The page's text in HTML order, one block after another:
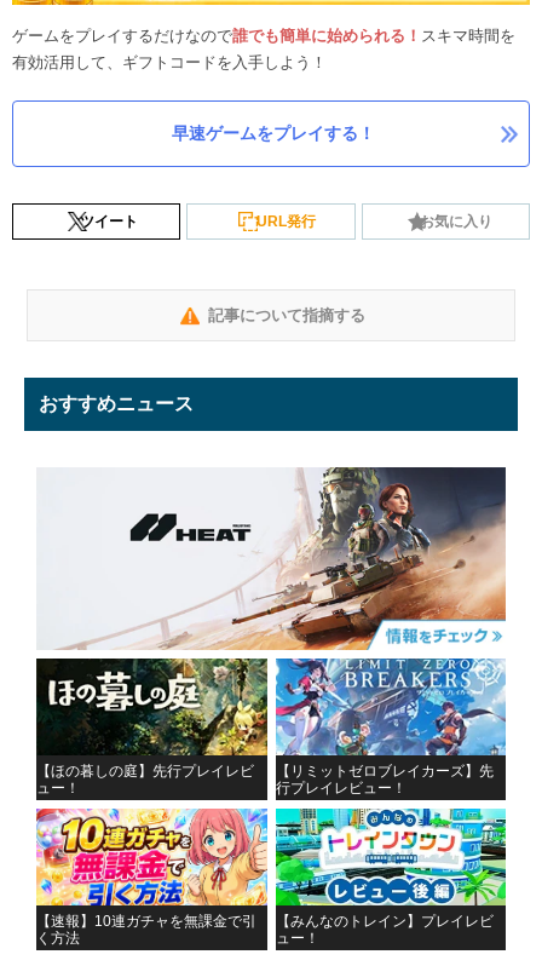
ゲームをプレイするだけなので誰でも簡単に始められる！ スキマ時間を
有効活用して、ギフトコードを入手しよう！
早速ゲームをプレイする！
ツイート URL発行 お気に入り
記事について指摘する
おすすめニュース
【ほの暮しの庭】先行プレイレビ
ュー！
【リミットゼロブレイカーズ】先
行プレイレビュー！
【速報】10連ガチャを無課金で引
く方法
【みんなのトレイン】プレイレビ
ュー！